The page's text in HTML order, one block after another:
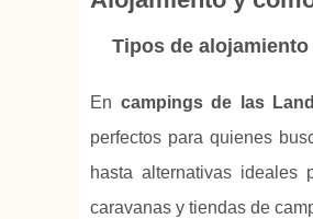
Tipos de
En campings de las
perfectos para quienes
hasta alternativas ideales
caravanas y tiendas de